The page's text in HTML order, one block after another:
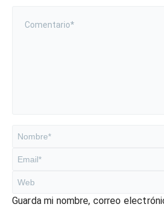
Guarda mi nombre, correo